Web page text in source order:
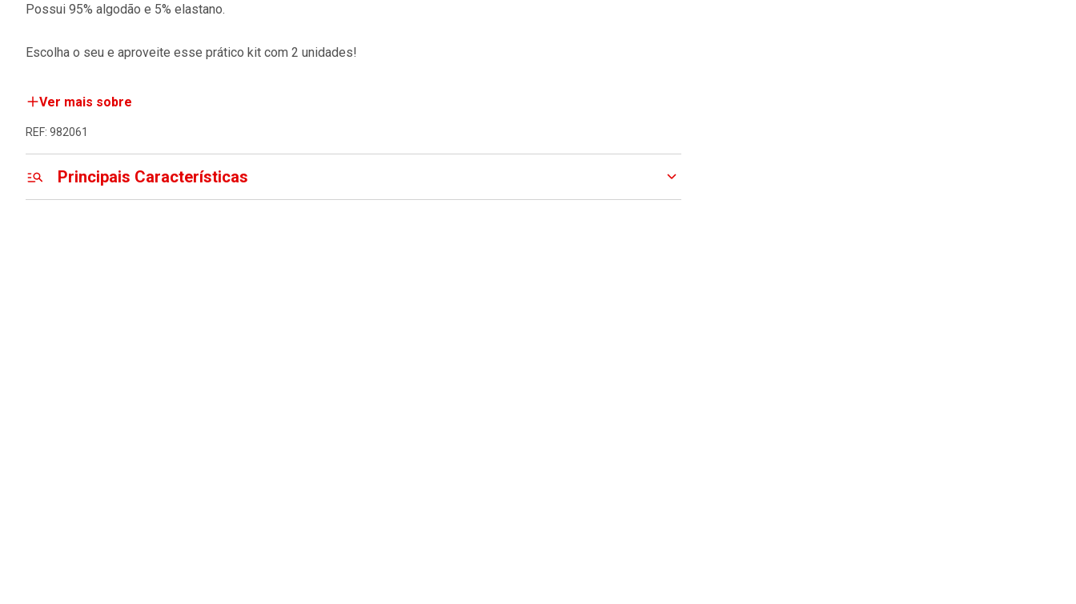
Possui 95% algodão e 5% elastano.
Escolha o seu e aproveite esse prático kit com 2 unidades!
Ver mais sobre
REF: 982061
Principais Características